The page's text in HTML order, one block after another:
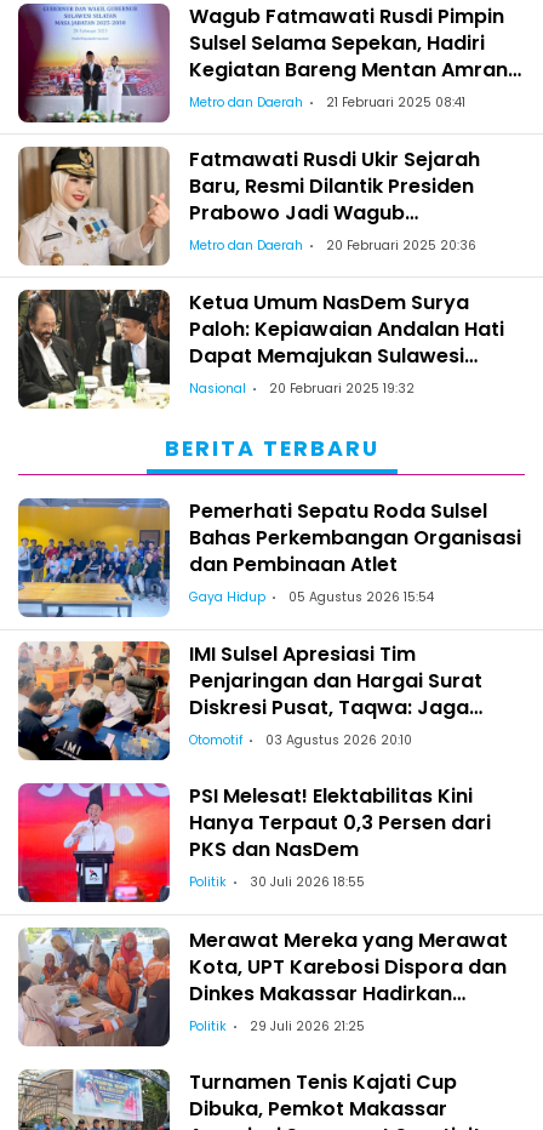
Wagub Fatmawati Rusdi Pimpin
Sulsel Selama Sepekan, Hadiri
Kegiatan Bareng Mentan Amran
Sulaiman di Hari Pertama
Metro dan Daerah 21 Februari 2025 08:41
Fatmawati Rusdi Ukir Sejarah
Baru, Resmi Dilantik Presiden
Prabowo Jadi Wagub
Perempuan Pertama di Sulsel
Metro dan Daerah 20 Februari 2025 20:36
Ketua Umum NasDem Surya
Paloh: Kepiawaian Andalan Hati
Dapat Memajukan Sulawesi
Selatan
Nasional 20 Februari 2025 19:32
BERITA TERBARU
Pemerhati Sepatu Roda Sulsel
Bahas Perkembangan Organisasi
dan Pembinaan Atlet
Gaya Hidup 05 Agustus 2026 15:54
IMI Sulsel Apresiasi Tim
Penjaringan dan Hargai Surat
Diskresi Pusat, Taqwa: Jaga
Kekeluargaan-Kebersamaan
Otomotif 03 Agustus 2026 20:10
PSI Melesat! Elektabilitas Kini
Hanya Terpaut 0,3 Persen dari
PKS dan NasDem
Politik 30 Juli 2026 18:55
Merawat Mereka yang Merawat
Kota, UPT Karebosi Dispora dan
Dinkes Makassar Hadirkan
Pemeriksaan Kesehatan bagi
Politik 29 Juli 2026 21:25
Turnamen Tenis Kajati Cup
Dibuka, Pemkot Makassar